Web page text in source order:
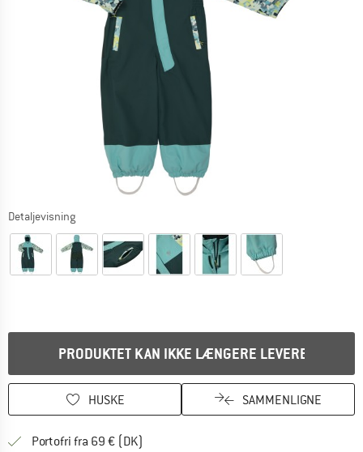
Detaljevisning
PRODUKTET KAN IKKE LÆNGERE LEVERES
HUSKE SAMMENLIGNE
Portofri fra 69 € (DK)